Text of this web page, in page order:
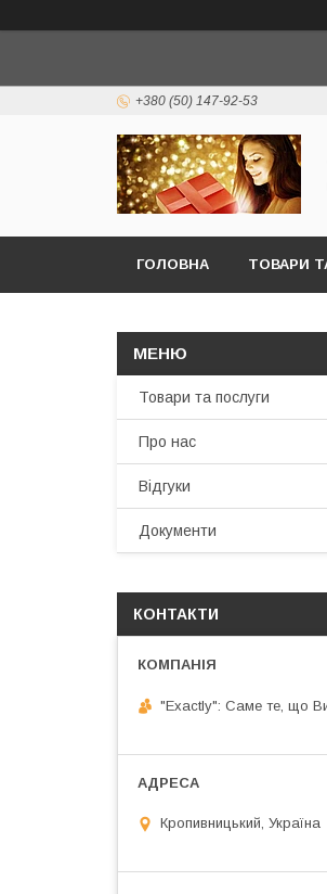
+380 (50) 147-92-53
ГОЛОВНА ТОВАРИ
Товари та послуги
Про нас
Відгуки
Документи
КОНТАКТИ
"Exactly": Саме те, що
Кропивницький, Україна